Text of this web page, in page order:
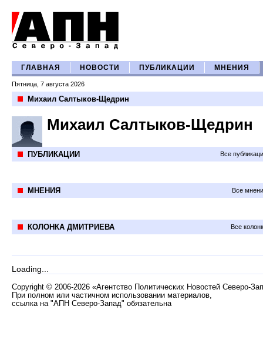
ГЛАВНАЯ НОВОСТИ ПУБЛИКАЦИИ МНЕНИЯ
Пятница, 7 августа 2026
Михаил Салтыков-Щедрин
Михаил Салтыков-Щедрин
ПУБЛИКАЦИИ Все
МНЕНИЯ Все
КОЛОНКА ДМИТРИЕВА Все
Loading...
Copyright © 2006-2026 «Агентство Политических Новостей Северо-
При полном или частичном использовании материалов,
ссылка на "АПН Северо-Запад" обязательна